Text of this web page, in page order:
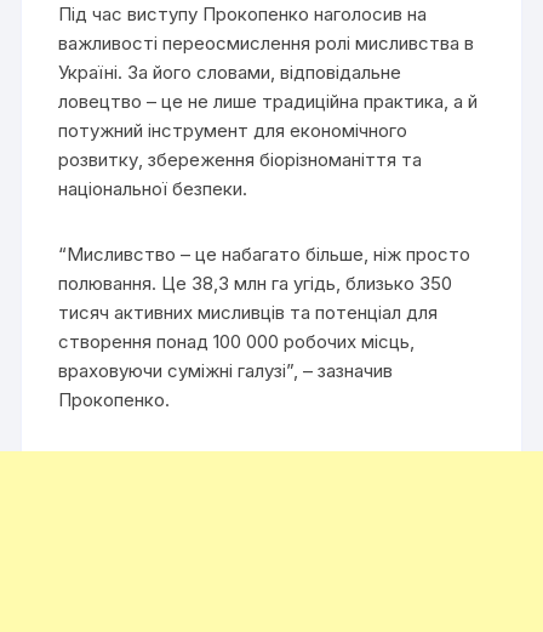
Під час виступу Прокопенко наголосив на
важливості переосмислення ролі мисливства в
Україні. За його словами, відповідальне
ловецтво – це не лише традиційна практика, а й
потужний інструмент для економічного
розвитку, збереження біорізноманіття та
національної безпеки.
“Мисливство – це набагато більше, ніж просто
полювання. Це 38,3 млн га угідь, близько 350
тисяч активних мисливців та потенціал для
створення понад 100 000 робочих місць,
враховуючи суміжні галузі”, – зазначив
Прокопенко.